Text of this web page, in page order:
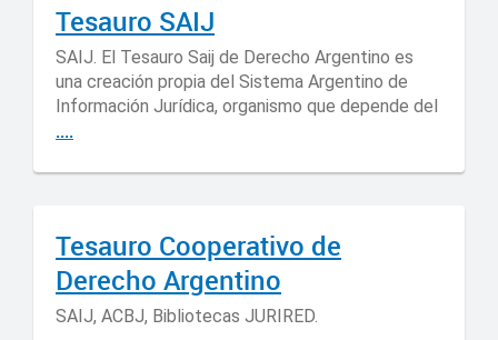
Tesauro SAIJ
SAIJ. El Tesauro Saij de Derecho Argentino es
una creación propia del Sistema Argentino de
Información Jurídica, organismo que depende del
....
Tesauro Cooperativo de
Derecho Argentino
SAIJ, ACBJ, Bibliotecas JURIRED.